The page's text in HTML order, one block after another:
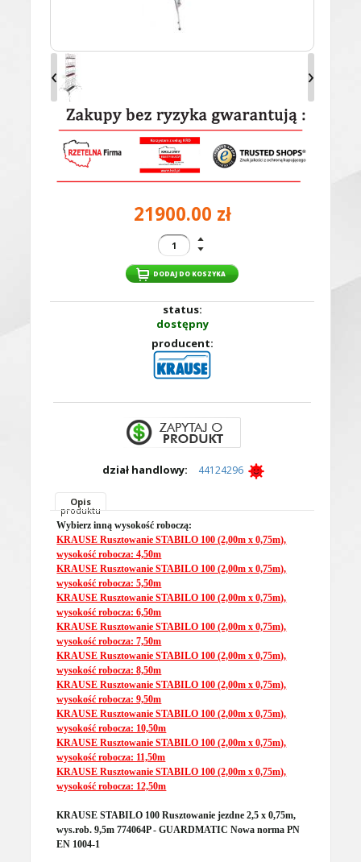
21900.00 zł
status:
dostępny
producent:
dział handlowy: 44124296
‹ ›
Opis
produktu
Wybierz inną wysokość roboczą:
KRAUSE Rusztowanie STABILO 100 (2,00m x 0,75m),
wysokość robocza: 4,50m
KRAUSE Rusztowanie STABILO 100 (2,00m x 0,75m),
wysokość robocza: 5,50m
KRAUSE Rusztowanie STABILO 100 (2,00m x 0,75m),
wysokość robocza: 6,50m
KRAUSE Rusztowanie STABILO 100 (2,00m x 0,75m),
wysokość robocza: 7,50m
KRAUSE Rusztowanie STABILO 100 (2,00m x 0,75m),
wysokość robocza: 8,50m
KRAUSE Rusztowanie STABILO 100 (2,00m x 0,75m),
wysokość robocza: 9,50m
KRAUSE Rusztowanie STABILO 100 (2,00m x 0,75m),
wysokość robocza: 10,50m
KRAUSE Rusztowanie STABILO 100 (2,00m x 0,75m),
wysokość robocza: 11,50m
KRAUSE Rusztowanie STABILO 100 (2,00m x 0,75m),
wysokość robocza: 12,50m
KRAUSE STABILO 100 Rusztowanie jezdne 2,5 x 0,75m,
wys.rob. 9,5m 774064P - GUARDMATIC Nowa norma PN
EN 1004-1